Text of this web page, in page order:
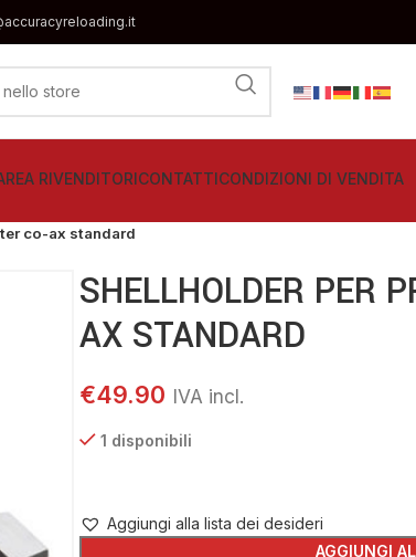
RIVENDITORICONTATTICONDIZIONI DI VENDITA
co-ax standard
SHELLHOLDER PER
AX STANDARD
€49.90
1 disponibili
AGGIUNGI
Aggiungi alla lista dei desideri